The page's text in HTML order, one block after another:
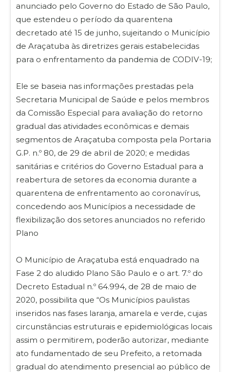
anunciado pelo Governo do Estado de São Paulo,
que estendeu o período da quarentena
decretado até 15 de junho, sujeitando o Município
de Araçatuba às diretrizes gerais estabelecidas
para o enfrentamento da pandemia de CODIV-19;
Ele se baseia nas informações prestadas pela
Secretaria Municipal de Saúde e pelos membros
da Comissão Especial para avaliação do retorno
gradual das atividades econômicas e demais
segmentos de Araçatuba composta pela Portaria
G.P. n.º 80, de 29 de abril de 2020; e medidas
sanitárias e critérios do Governo Estadual para a
reabertura de setores da economia durante a
quarentena de enfrentamento ao coronavírus,
concedendo aos Municípios a necessidade de
flexibilização dos setores anunciados no referido
Plano
O Município de Araçatuba está enquadrado na
Fase 2 do aludido Plano São Paulo e o art. 7.º do
Decreto Estadual n.º 64.994, de 28 de maio de
2020, possibilita que “Os Municípios paulistas
inseridos nas fases laranja, amarela e verde, cujas
circunstâncias estruturais e epidemiológicas locais
assim o permitirem, poderão autorizar, mediante
ato fundamentado de seu Prefeito, a retomada
gradual do atendimento presencial ao público de